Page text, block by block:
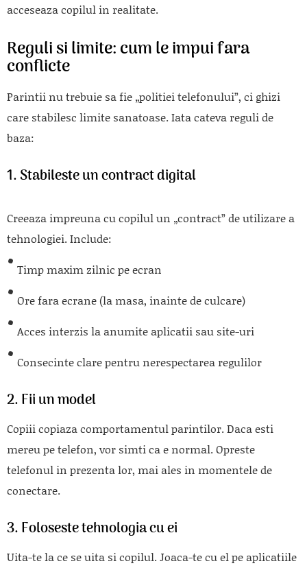
acceseaza copilul in realitate.
Reguli si limite: cum le impui fara
conflicte
Parintii nu trebuie sa fie „politiei telefonului”, ci ghizi
care stabilesc limite sanatoase. Iata cateva reguli de
baza:
1.Stabileste un contract digital
Creeaza impreuna cu copilul un „contract” de utilizare a
tehnologiei. Include:
Timp maxim zilnic pe ecran
Ore fara ecrane (la masa, inainte de culcare)
Acces interzis la anumite aplicatii sau site-uri
Consecinte clare pentru nerespectarea regulilor
2.Fii un model
Copiii copiaza comportamentul parintilor. Daca esti
mereu pe telefon, vor simti ca e normal. Opreste
telefonul in prezenta lor, mai ales in momentele de
conectare.
3.Foloseste tehnologia cu ei
Uita-te la ce se uita si copilul. Joaca-te cu el pe aplicatiile